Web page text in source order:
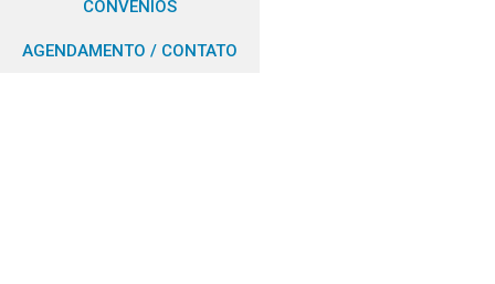
CONVÊNIOS
AGENDAMENTO / CONTATO